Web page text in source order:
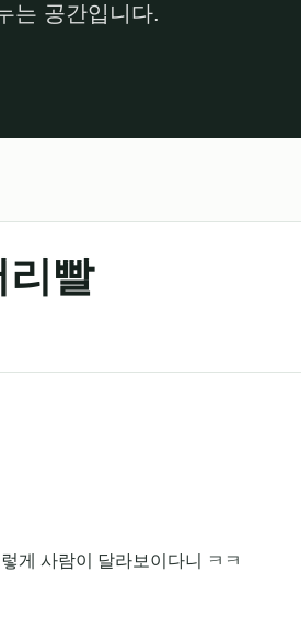
는 공간입니다.
리빨
게 사람이 달라보이다니 ㅋㅋ